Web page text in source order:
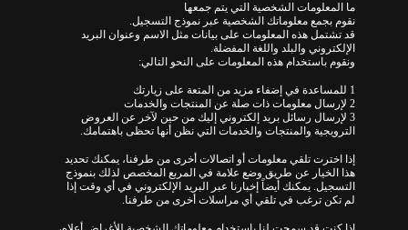
ما المعلومات الشخصية التي يتم جمعها
نقوم بجمع معلوماتك الشخصية عبر نموذج التسجيل.
قد تشتمل هذه المعلومات على بيانات مثل الاسم وعنوان البريد
الإلكتروني والبلد واللغة المفضلة.
ونقوم باستخدام هذه المعلومات على النحو التالي:
1 للمساعدة في إضفاء مزيد من المتعة على زيارتك
2 لإرسال معلومات ذات صلة عن المنتجات والخدمات
3 لإرسال رسائل بريد إلكتروني إليك من حين لآخر عن العروض
الترويجية والمنتجات والخدمات التي نظن أنها تحظى باهتمامك.
إذا اخترت تلقي معلومات أو اتصالات أخرى من طرفنا، يمكنك تحديد
هذا الخيار عن طريق وضع علامة في المربع المخصص لذلك بنموذج
التسجيل. يمكنك أيضاً إخبارنا عبر البريد الإلكتروني في أي وقت إذا
لم تكن ترغب في تلقي أي مراسلات أخرى من طرفنا.